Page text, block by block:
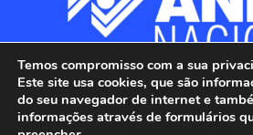
Temos compromisso com a sua
Este site usa cookies, que são
do seu navegador de internet e
informações através de formulários